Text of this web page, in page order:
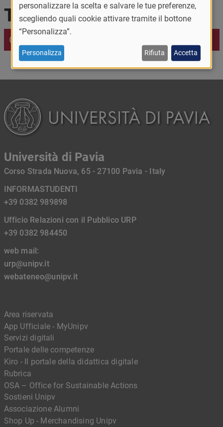
Ti interessa anche
GLOBEC
Università di Pavia
Corso Strada Nuova, 65 - 27100 Pavia - Italy
INFORMASTUDENTI
+39 0382 989898
Ufficio Relazioni con il Pubblico URP
+39 0382 984450
web mail:
urp@unipv.it
webateneo@unipv.it
Area riservata
App Ufficiale - MyUnipv
Servizi digitali
Portale delle competenze
Kiro - Il portale della didattica digitale
Rubrica
OSA – Office for Sustainable Actions
Sostieni Unipv
Associazione Alumni
Shop Up - Merchandising Unipv
personalizzare la scelta e salvare le tue preferenze,
scegliendo quali cookie attivare tramite il bottone
“Personalizza”.
Personalizza Rifiuta Accetta